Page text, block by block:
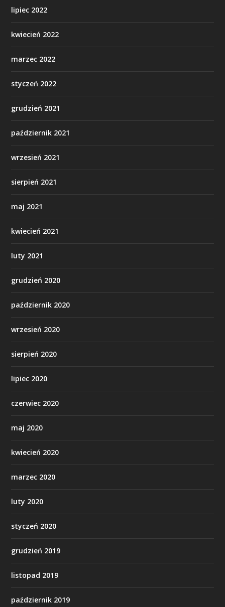
lipiec 2022
kwiecień 2022
marzec 2022
styczeń 2022
grudzień 2021
październik 2021
wrzesień 2021
sierpień 2021
maj 2021
kwiecień 2021
luty 2021
grudzień 2020
październik 2020
wrzesień 2020
sierpień 2020
lipiec 2020
czerwiec 2020
maj 2020
kwiecień 2020
marzec 2020
luty 2020
styczeń 2020
grudzień 2019
listopad 2019
październik 2019